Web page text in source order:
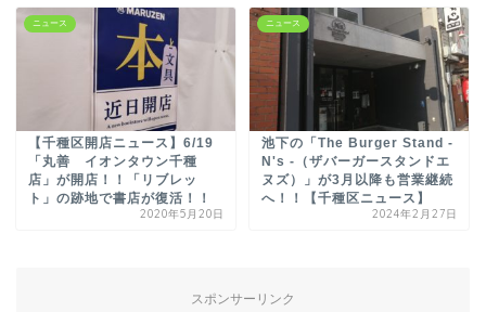
ニュース
【千種区開店ニュース】6/19
「丸善 イオンタウン千種
店」が開店！！「リブレッ
ト」の跡地で書店が復活！！
2020年5月20日
ニュース
池下の「The Burger Stand -
N's -（ザバーガースタンドエ
ヌズ）」が3月以降も営業継続
へ！！【千種区ニュース】
2024年2月27日
スポンサーリンク